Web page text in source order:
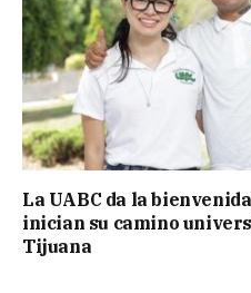
La UABC da la
inician su camino
Tijuana